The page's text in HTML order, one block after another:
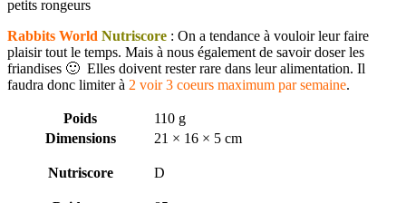
petits rongeurs
Rabbits World Nutriscore : On a tendance à vouloir leur faire
plaisir tout le temps. Mais à nous également de savoir doser les
friandises 🙂 Elles doivent rester rare dans leur alimentation. Il
faudra donc limiter à 2 voir 3 coeurs maximum par semaine.
Poids
110 g
Dimensions
21 × 16 × 5 cm
Nutriscore D